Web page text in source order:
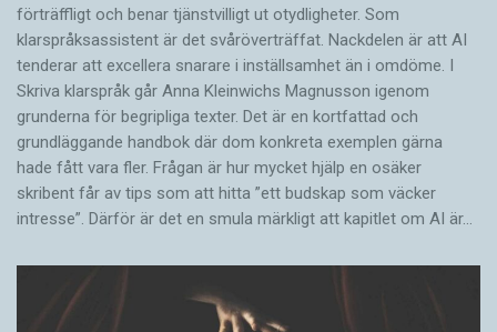
förträffligt och benar tjänstvilligt ut otydligheter. Som
klarspråksassistent är det svår­överträffat. Nack­delen är att AI
tenderar att excellera snarare i inställsamhet än i omdöme. I
Skriva klarspråk går Anna Kleinwichs Magnusson igenom
grunderna för begripliga texter. Det är en kortfattad och
grundläggande handbok där dom konkreta exemplen gärna
hade fått vara fler. Frågan är hur mycket hjälp en osäker
skribent får av tips som att hitta ”ett budskap som väcker
intresse”. Därför är det en smula märkligt att kapitlet om AI är…